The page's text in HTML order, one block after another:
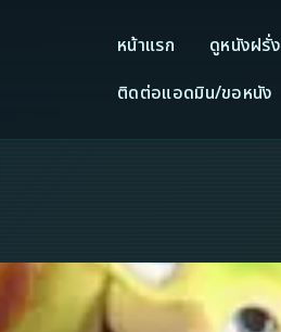
หน้าแรก ดูหนังฝรั่ง
ติดต่อแอดมิน/ขอหนัง